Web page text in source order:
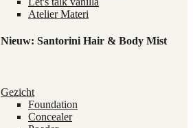
Atelier Materi
Nieuw: Santorini Hair & Body Mist
Gezicht
Foundation
Concealer